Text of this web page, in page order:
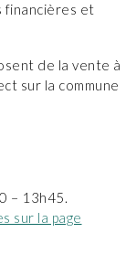
financières et
de la vente à
sur la commune
– 13h45.
sur la page